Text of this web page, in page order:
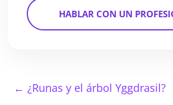
HABLAR CON UN
← ¿Runas y el árbol Yggdrasil?